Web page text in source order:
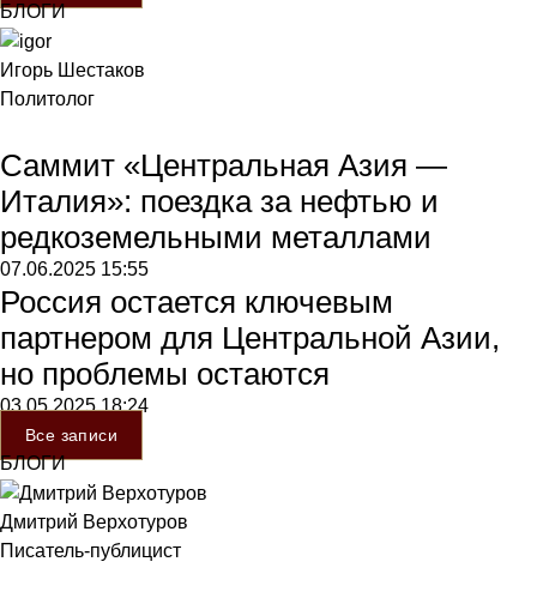
БЛОГИ
Игорь Шестаков
Политолог
Саммит «Центральная Азия —
Италия»: поездка за нефтью и
редкоземельными металлами
07.06.2025 15:55
Россия остается ключевым
партнером для Центральной Азии,
но проблемы остаются
03.05.202518:24
Все записи
БЛОГИ
Дмитрий Верхотуров
Писатель-публицист